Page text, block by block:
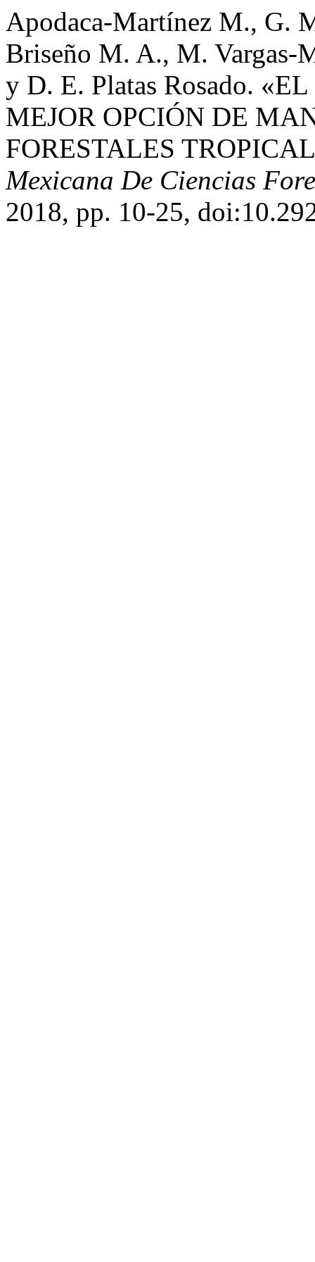
Apodaca-Martínez M., G.
Briseño M. A., M. Vargas-
y D. E. Platas Rosado.
MEJOR OPCIÓN DE
FORESTALES
Mexicana De Ciencias
2018, pp. 10-25,